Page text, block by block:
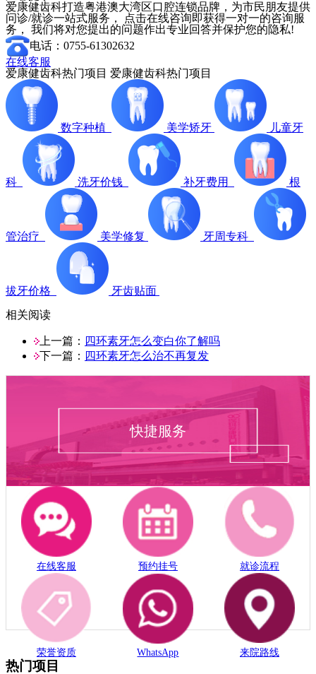
爱康健齿科打造粤港澳大湾区口腔连锁品牌，为市民朋友提供
问诊/就诊一站式服务， 点击在线咨询即获得一对一的咨询服
务， 我们将对您提出的问题作出专业回答并保护您的隐私!
电话：0755-61302632
在线客服
爱康健齿科热门项目 爱康健齿科热门项目
数字种植 美学矫牙 儿童牙
科 洗牙价钱 补牙费用 根
管治疗 美学修复 牙周专科
拔牙价格
牙齿贴面
相关阅读
上一篇： 四环素牙怎么变白你了解吗
下一篇： 四环素牙怎么治不再复发
快捷服务
在线客服 预约挂号 就诊流程
荣誉资质 WhatsApp 来院路线
热门项目